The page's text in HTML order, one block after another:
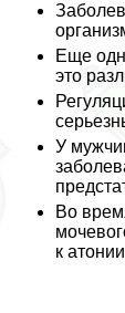
Еще
это
У
Во
к